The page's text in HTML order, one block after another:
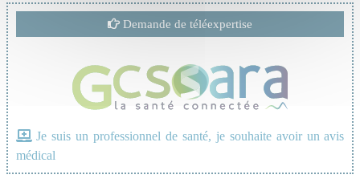
Demande de téléexpertise
Je suis un professionnel de santé, je souhaite avoir un avis
médical